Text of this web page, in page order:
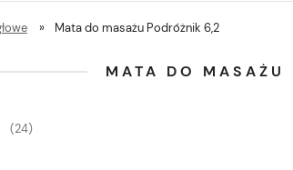
» Mata do masażu Podróżnik 6,2
(24)
MATA DO